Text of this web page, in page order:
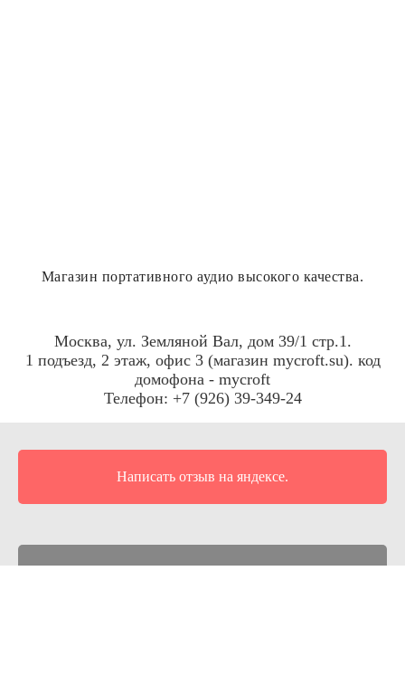
Магазин портативного аудио высокого качества.
Москва, ул. Земляной Вал, дом 39/1 стр.1.
1 подъезд, 2 этаж, офис 3 (магазин mycroft.su). код
домофона - mycroft
Телефон: +7 (926) 39-349-24
Написать отзыв на яндексе.
Отзывы на Маркете